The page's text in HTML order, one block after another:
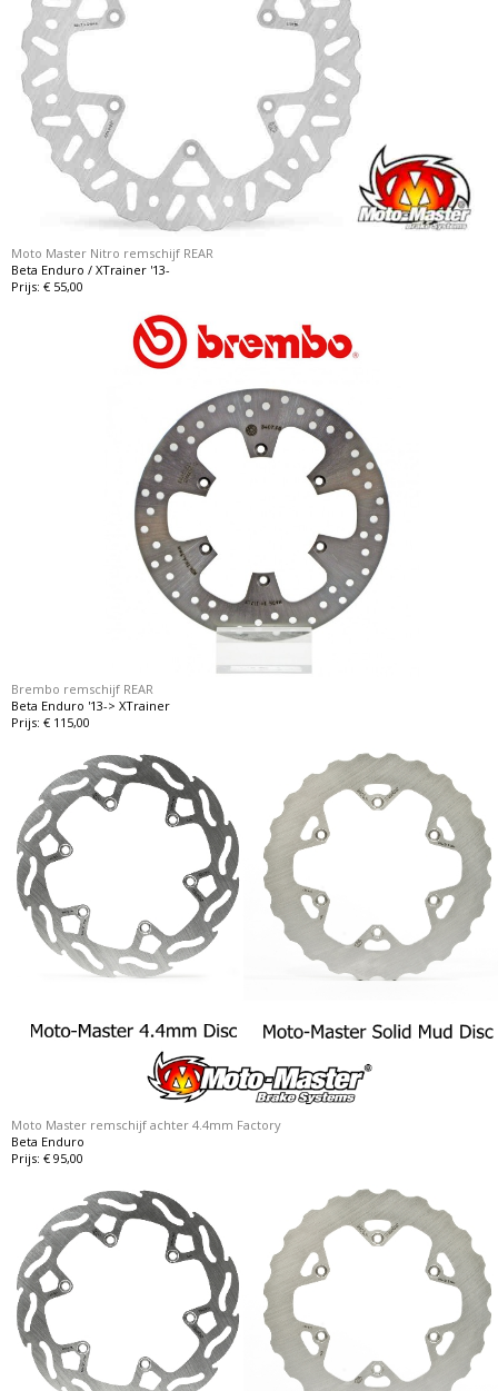
Moto Master Nitro remschijf REAR
Beta Enduro / XTrainer '13-
Prijs: € 55,00
Brembo remschijf REAR
Beta Enduro '13-> XTrainer
Prijs: € 115,00
Moto Master remschijf achter 4.4mm Factory
Beta Enduro
Prijs: € 95,00